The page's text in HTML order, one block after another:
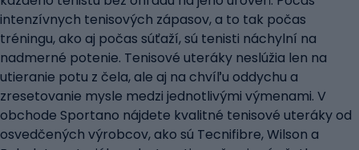
intenzívnych tenisových zápasov, a to tak počas
tréningu, ako aj počas súťaží, sú tenisti náchylní na
nadmerné potenie. Tenisové uteráky neslúžia len na
utieranie potu z čela, ale aj na chvíľu oddychu a
zresetovanie mysle medzi jednotlivými výmenami. V
obchode Sportano nájdete kvalitné tenisové uteráky od
osvedčených výrobcov, ako sú Tecnifibre, Wilson a